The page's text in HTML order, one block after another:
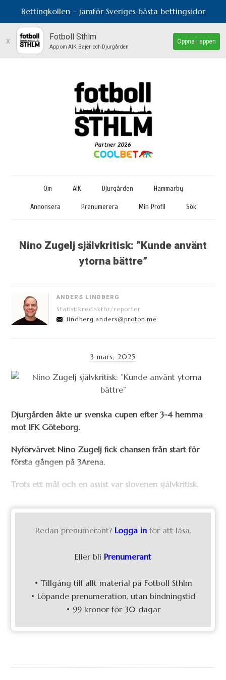
Bettingkollen – jämför Sveriges bästa bettingsidor
x Fotboll Sthlm
App om AIK, Bajen och Djurgården
Öppna i appen
Om AIK Djurgården Hammarby
Annonsera Prenumerera Min Profil Sök
Nino Zugelj självkritisk: ”Kunde använt
ytorna bättre”
ANDERS LINDBERG
Statistikredaktör/reporter
lindberg.anders@proton.me
3 mars, 2025
Djurgården åkte ur svenska cupen efter 3-4 hemma
mot IFK Göteborg.
Nyförvärvet Nino Zugelj fick chansen från start för
första gången på 3Arena.
Trots ett mål och en assist var slovenen självkritisk.
Redan prenumerant? Logga in för att läsa.
Eller bli Prenumerant
• Tillgång till allt material på Fotboll Sthlm
• Löpande prenumeration, utan bindningstid
• 99 kronor för 30 dagar